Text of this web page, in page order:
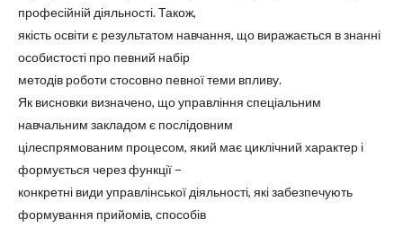
професійній діяльності. Також,
якість освіти є результатом навчання, що виражається в знанні
особистості про певний набір
методів роботи стосовно певної теми впливу.
Як висновки визначено, що управління спеціальним
навчальним закладом є послідовним
цілеспрямованим процесом, який має циклічний характер і
формується через функції −
конкретні види управлінської діяльності, які забезпечують
формування прийомів, способів